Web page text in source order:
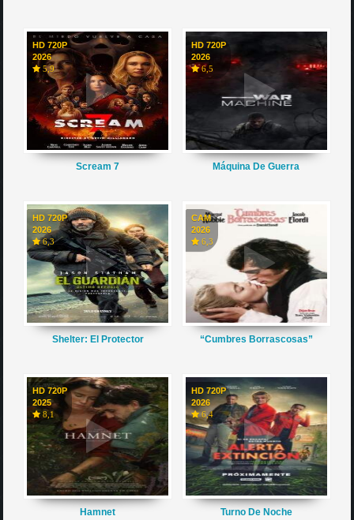
HD 720P
2026
5,9
Scream 7
HD 720P
2026
6,5
Máquina De Guerra
HD 720P
2026
6,3
Shelter: El Protector
CAM
2026
6,3
“Cumbres Borrascosas”
HD 720P
2025
8,1
Hamnet
HD 720P
2026
6,4
Turno De Noche